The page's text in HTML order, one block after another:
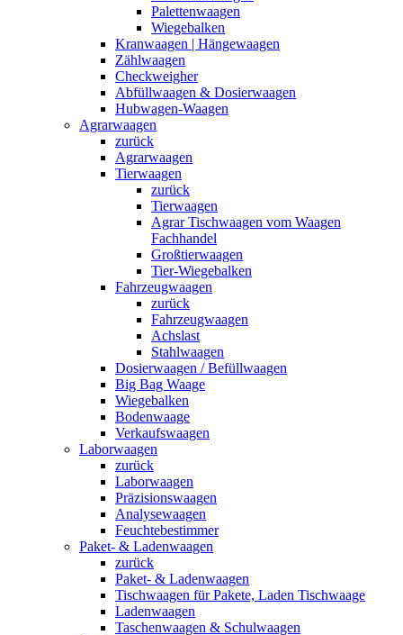
Palettenwaagen
Wiegebalken
Kranwaagen | Hängewaagen
Zählwaagen
Checkweigher
Abfüllwaagen & Dosierwaagen
Hubwagen-Waagen
Agrarwaagen
zurück
Agrarwaagen
Tierwaagen
zurück
Tierwaagen
Agrar Tischwaagen vom Waagen
Fachhandel
Großtierwaagen
Tier-Wiegebalken
Fahrzeugwaagen
zurück
Fahrzeugwaagen
Achslast
Stahlwaagen
Dosierwaagen / Befüllwaagen
Big Bag Waage
Wiegebalken
Bodenwaage
Verkaufswaagen
Laborwaagen
zurück
Laborwaagen
Präzisionswaagen
Analysewaagen
Feuchtebestimmer
Paket- & Ladenwaagen
zurück
Paket- & Ladenwaagen
Tischwaagen für Pakete, Laden Tischwaage
Ladenwaagen
Taschenwaagen & Schulwaagen